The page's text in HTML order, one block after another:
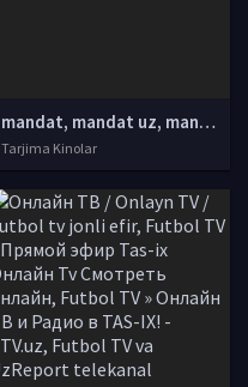
mandat, mandat uz, mandat dtm, mandat dtm uz, mandat 2021, mandat 2022, mandat uz 2021, dtm mandat 2021, mandat dtm uz 2021, mandat dtm 2022, mandat uz 2022, mandat dtm uz 2022, mandat natijalari, mandat uz natijalari, mandat test, mandat natijalari
Tarjima Kinolar